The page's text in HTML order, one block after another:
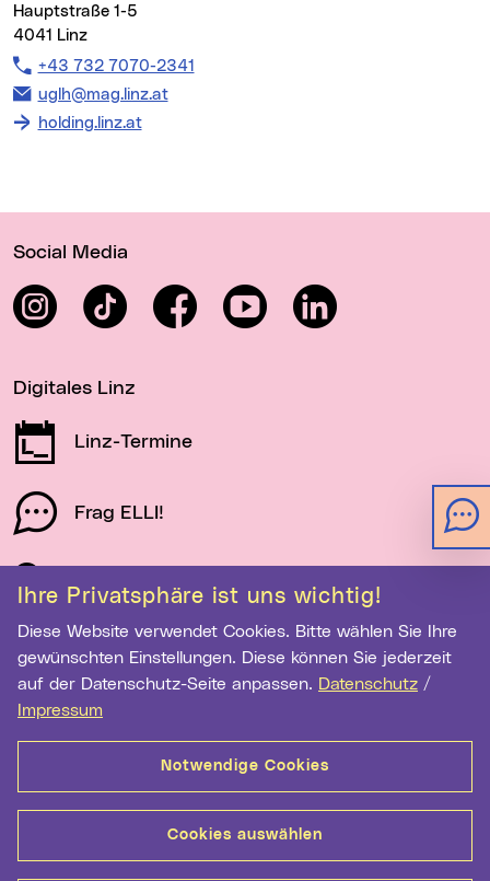
Ihre Privatsphäre ist uns wichtig!
Diese Website verwendet Cookies. Bitte wählen Sie Ihre
gewünschten Einstellungen. Diese können Sie jederzeit
auf der Datenschutz-Seite anpassen. Datenschutz /
Impressum
Notwendige Cookies
Cookies auswählen
Hauptstraße 1-5
4041 Linz
Telefon:
+43 732 7070-2341
E-Mail Adresse:
uglh@mag.linz.at
holding.linz.at
Social Media
InstagramTikTok FacebookYouTube LinkedIn
Digitales Linz
Linz-Termine
Frag ELLI!
Schau auf Linz
Newsletter-Anmeldung
E-Mail-Adresse eingeben
Anmelden